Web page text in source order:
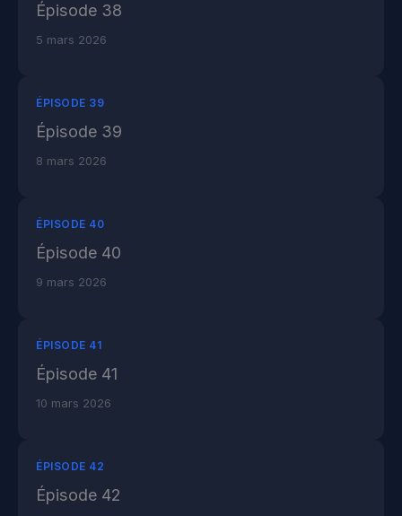
Épisode 38
5 mars 2026
ÉPISODE 39
Épisode 39
8 mars 2026
ÉPISODE 40
Épisode 40
9 mars 2026
ÉPISODE 41
Épisode 41
10 mars 2026
ÉPISODE 42
Épisode 42